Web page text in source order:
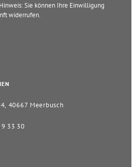
Sie können Ihre Einwilligung
widerrufen.
40667 Meerbusch
33 30